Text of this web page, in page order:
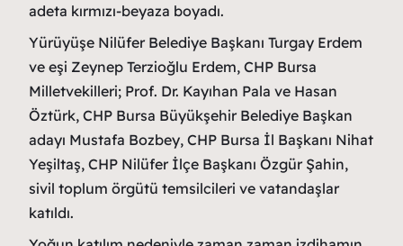
adeta kırmızı-beyaza boyadı.
Yürüyüşe Nilüfer Belediye Başkanı Turgay Erdem
ve eşi Zeynep Terzioğlu Erdem, CHP Bursa
Milletvekilleri; Prof. Dr. Kayıhan Pala ve Hasan
Öztürk, CHP Bursa Büyükşehir Belediye Başkan
adayı Mustafa Bozbey, CHP Bursa İl Başkanı Nihat
Yeşiltaş, CHP Nilüfer İlçe Başkanı Özgür Şahin,
sivil toplum örgütü temsilcileri ve vatandaşlar
katıldı.